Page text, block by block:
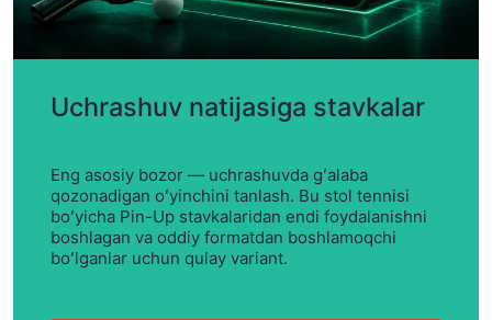
Uchrashuv natijasiga stavkalar
Eng asosiy bozor — uchrashuvda gʻalaba
qozonadigan oʻyinchini tanlash. Bu stol tennisi
boʻyicha Pin-Up stavkalaridan endi foydalanishni
boshlagan va oddiy formatdan boshlamoqchi
boʻlganlar uchun qulay variant.